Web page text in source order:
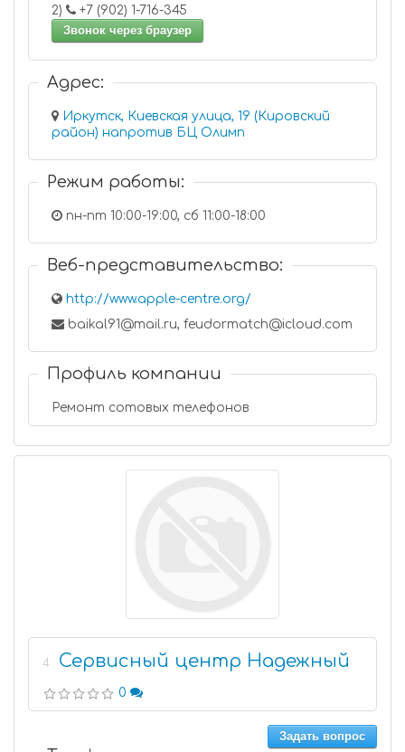
2)
+7 (902) 1-716-345
Звонок через браузер
Адрес:
Иркутск, Киевская улица, 19 (Кировский
район) напротив БЦ Олимп
Режим работы:
пн-пт 10:00-19:00, сб 11:00-18:00
Веб-представительство:
http://www.apple-centre.org/
baikal91@mail.ru, feudormatch@icloud.com
Профиль компании
Ремонт сотовых телефонов
4 Сервисный центр Надежный
0
Задать вопрос